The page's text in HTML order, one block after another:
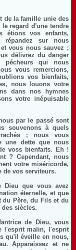
de la famille unie des
regard d'une tendre
étions vos enfants,
sur nous
vous nous sauvez ;
délivrez du danger
qui nous
vous remercions,
vos bienfaits,
nous louons votre
dans nos hymnes
votre inépuisable
par le passé sont
souvenons à quels
; nous vous
une dette que nous
voss bienfaits. Eh !
? Cependant, nous
votre miséricorde,
de vos serviteurs.
Dieu que vous avez
éternelle, et que
Père, du Fils et du
siècles.
de Dieu, vous
l'esprit malin, l'esprit
qu'il éveille en nous,
Apparaissez et ne